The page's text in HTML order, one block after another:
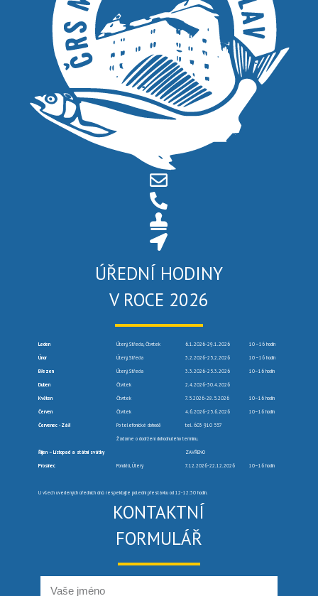
ÚŘEDNÍ HODINY
V ROCE 2026
Leden Úterý, Středa, Čtvrtek 6.1.2026-29.1.2026 10 –16 hodin
Únor Úterý, Středa 3.2.2026-25.2.2026 10 –16 hodin
Březen Úterý, Středa 3.3.2026-25.3.2026 10–16 hodin
Duben Čtvrtek 2.4.2026-30.4.2026
Květen Čtvrtek 7.5.2026-28.5.2026 10–16 hodin
Červen Čtvrtek 4.6.2026-25.6.2026 10–16 hodin
Červenec -Září Po telefonické dohodě tel. 603 910 557
Žádáme o dodržení dohodnutého termínu.
Říjen – Listopad a státní svátky ZAVŘENO
Prosinec Pondělí, Úterý 7.12.2026-22.12.2026 10–16 hodin
U všech uvedených úředních dnů respektujte polední přestávku od 12-12:30 hodin.
KONTAKTNÍ
FORMULÁŘ